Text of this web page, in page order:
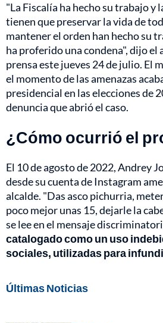
"La Fiscalía ha hecho su trabajo y
tienen que preservar la vida de
mantener el orden han hecho su
ha proferido una condena", dijo el
prensa este jueves 24 de julio. El
el momento de las amenazas
presidencial en las elecciones de
denuncia que abrió el caso.
¿Cómo ocurrió el
El 10 de agosto de 2022, Andrey
desde su cuenta de Instagram
alcalde. "Das asco pichurria,
poco mejor unas 15, dejarle la
se lee en el mensaje
catalogado como un uso
sociales, utilizadas para
Últimas Noticias